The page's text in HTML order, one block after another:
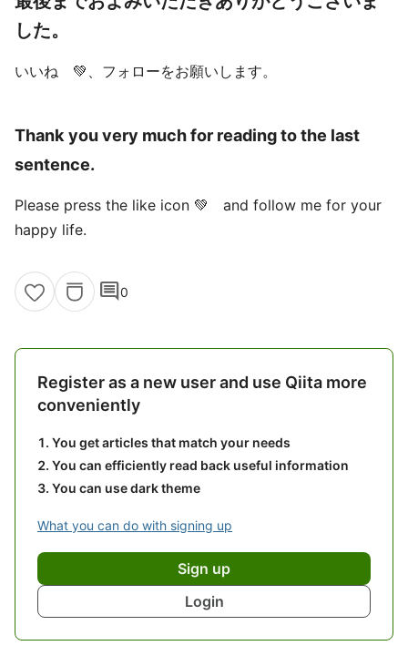
した。
いいね 💚、フォローをお願いします。
Thank you very much for reading to the last
sentence.
Please press the like icon 💚 and follow me for your
happy life.
comment0
Register as a new user and use Qiita more
conveniently
You get articles that match your needs
You can efficiently read back useful information
You can use dark theme
What you can do with signing up
Sign up
Login